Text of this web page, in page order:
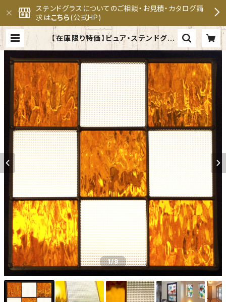
ステンドグラスについてのご相談・お見積・カタログ請
求はこちら(公式HP)
【在庫限り特価】ピュア・ステンドグラ
スSH-E114 | セブンホーム ステン
ドグラス専門メーカー 公式オンライ
ンショップ
1/9